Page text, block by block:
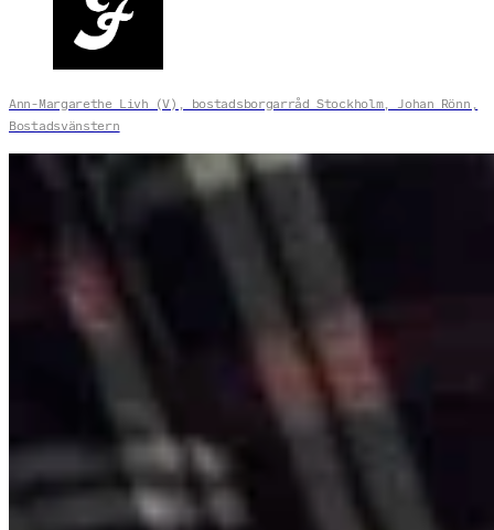
Ann-Margarethe Livh (V), bostadsborgarråd Stockholm, Johan Rönn,
Bostadsvänstern